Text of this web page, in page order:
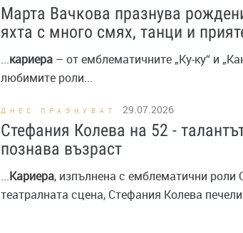
Марта Вачкова празнува
яхта с много смях, танци и
...кариера – от емблематичните „Ку-ку“ и
любимите роли...
ДНЕС ПРАЗНУВАТ 29.07.2026
Стефания Колева на 52 -
познава възраст
...Кариера, изпълнена с емблематични роли
театралната сцена, Стефания Колева